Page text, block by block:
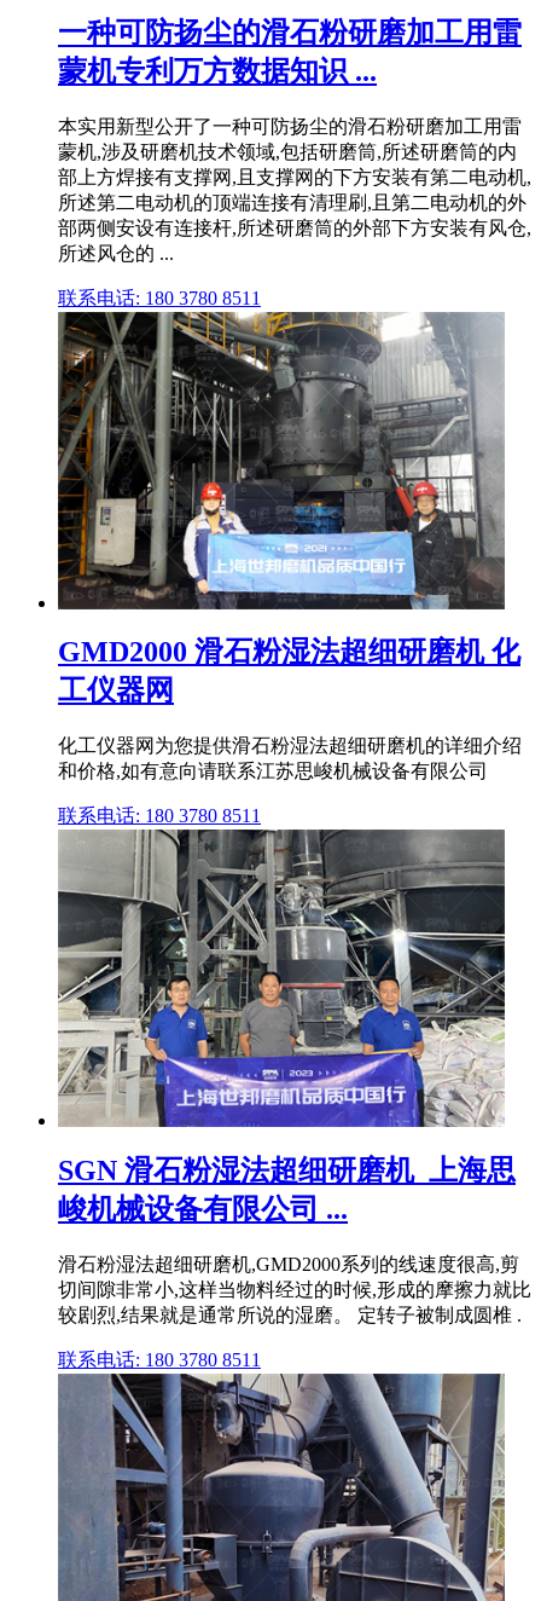
一种可防扬尘的滑石粉研磨加工用雷
蒙机专利万方数据知识 ...
本实用新型公开了一种可防扬尘的滑石粉研磨加工用雷
蒙机,涉及研磨机技术领域,包括研磨筒,所述研磨筒的内
部上方焊接有支撑网,且支撑网的下方安装有第二电动机,
所述第二电动机的顶端连接有清理刷,且第二电动机的外
部两侧安设有连接杆,所述研磨筒的外部下方安装有风仓,
所述风仓的 ...
联系电话: 180 3780 8511
GMD2000 滑石粉湿法超细研磨机 化
工仪器网
化工仪器网为您提供滑石粉湿法超细研磨机的详细介绍
和价格,如有意向请联系江苏思峻机械设备有限公司
联系电话: 180 3780 8511
SGN 滑石粉湿法超细研磨机_上海思
峻机械设备有限公司 ...
滑石粉湿法超细研磨机,GMD2000系列的线速度很高,剪
切间隙非常小,这样当物料经过的时候,形成的摩擦力就比
较剧烈,结果就是通常所说的湿磨。 定转子被制成圆椎 .
联系电话: 180 3780 8511